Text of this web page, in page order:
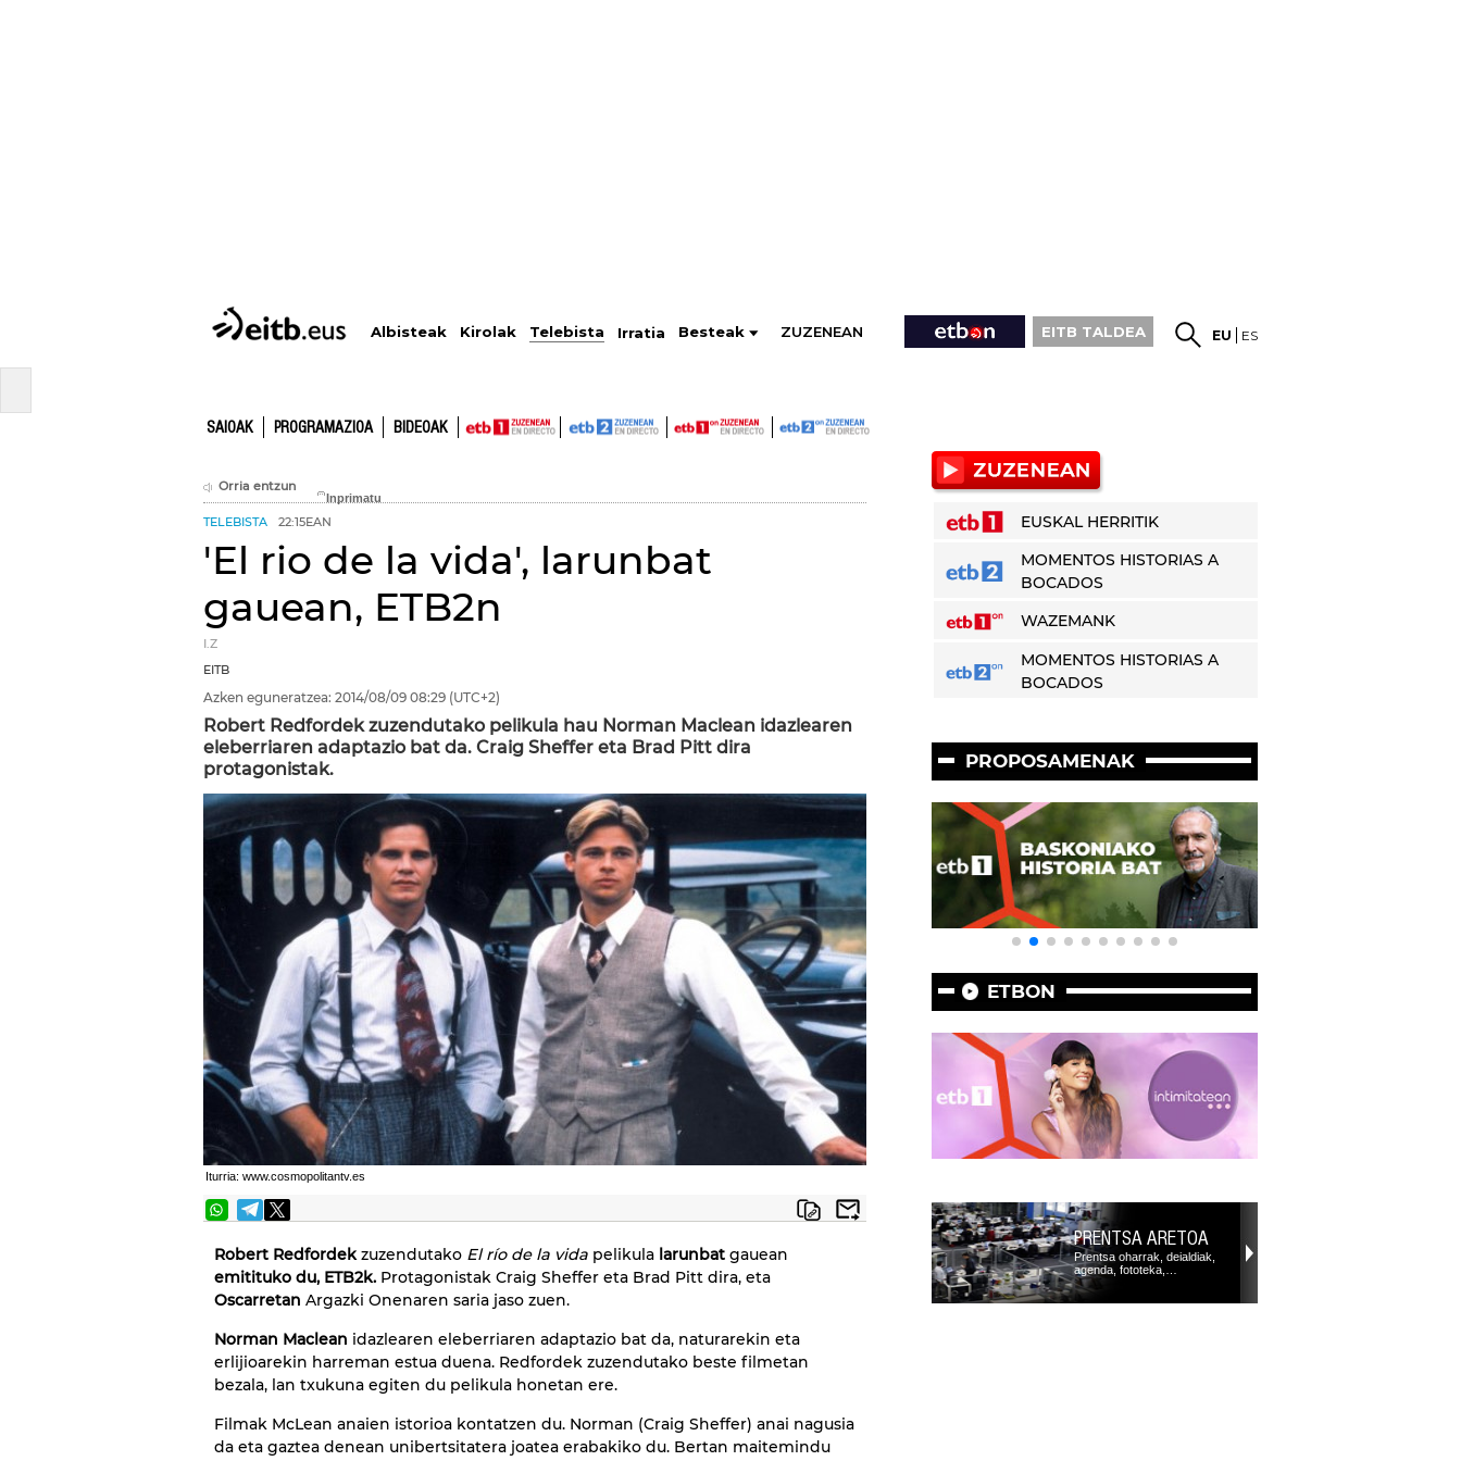
Albisteak Kirolak Telebista Irratia Besteak ZUZENEAN EITB TALDEA EU ES
SAIOAK PROGRAMAZIOA BIDEOAK
Orria entzun
TELEBISTA 22:15EAN
'El rio de la vida', larunbat
gauean, ETB2n
I.Z
EITB
Azken eguneratzea: 2014/08/09 08:29 (UTC+2)
Robert Redfordek zuzendutako pelikula hau Norman Maclean idazlearen
eleberriaren adaptazio bat da. Craig Sheffer eta Brad Pitt dira
protagonistak.
Iturria: www.cosmopolitantv.es
Robert Redfordekzuzendutako El río de la vida pelikula larunbat gauean
emitituko du, ETB2k. Protagonistak Craig Sheffer eta Brad Pitt dira, eta
Oscarretan Argazki Onenaren saria jaso zuen.
Norman Maclean idazlearen eleberriaren adaptazio bat da, naturarekin eta
erlijioarekin harreman estua duena. Redfordek zuzendutako beste filmetan
bezala, lan txukuna egiten du pelikula honetan ere.
Filmak McLean anaien istorioa kontatzen du. Norman (Craig Sheffer) anai nagusia
da eta gaztea denean unibertsitatera joatea erabakiko du. Bertan maitemindu
EUSKAL HERRITIK
MOMENTOS HISTORIAS A
BOCADOS
WAZEMANK
MOMENTOS HISTORIAS A
BOCADOS
PROPOSAMENAK
ETBON
PRENTSA ARETOA
Prentsa oharrak, deialdiak,
agenda, fototeka,…